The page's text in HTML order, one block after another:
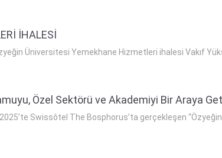
İHALESİ
Özyeğin Üniversitesi Yemekhane Hizmetleri ihalesi Vakıf
Özel Sektörü ve Akademiyi Bir Araya
Swissôtel The Bosphorus’ta gerçekleşen